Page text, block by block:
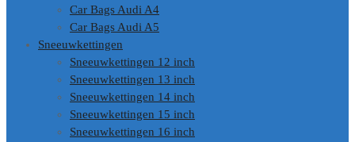
Car Bags Audi A4
Car Bags Audi A5
Sneeuwkettingen
Sneeuwkettingen 12 inch
Sneeuwkettingen 13 inch
Sneeuwkettingen 14 inch
Sneeuwkettingen 15 inch
Sneeuwkettingen 16 inch